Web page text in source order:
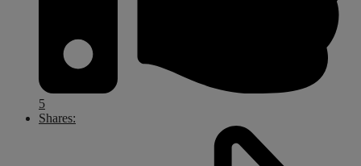
5
Shares: